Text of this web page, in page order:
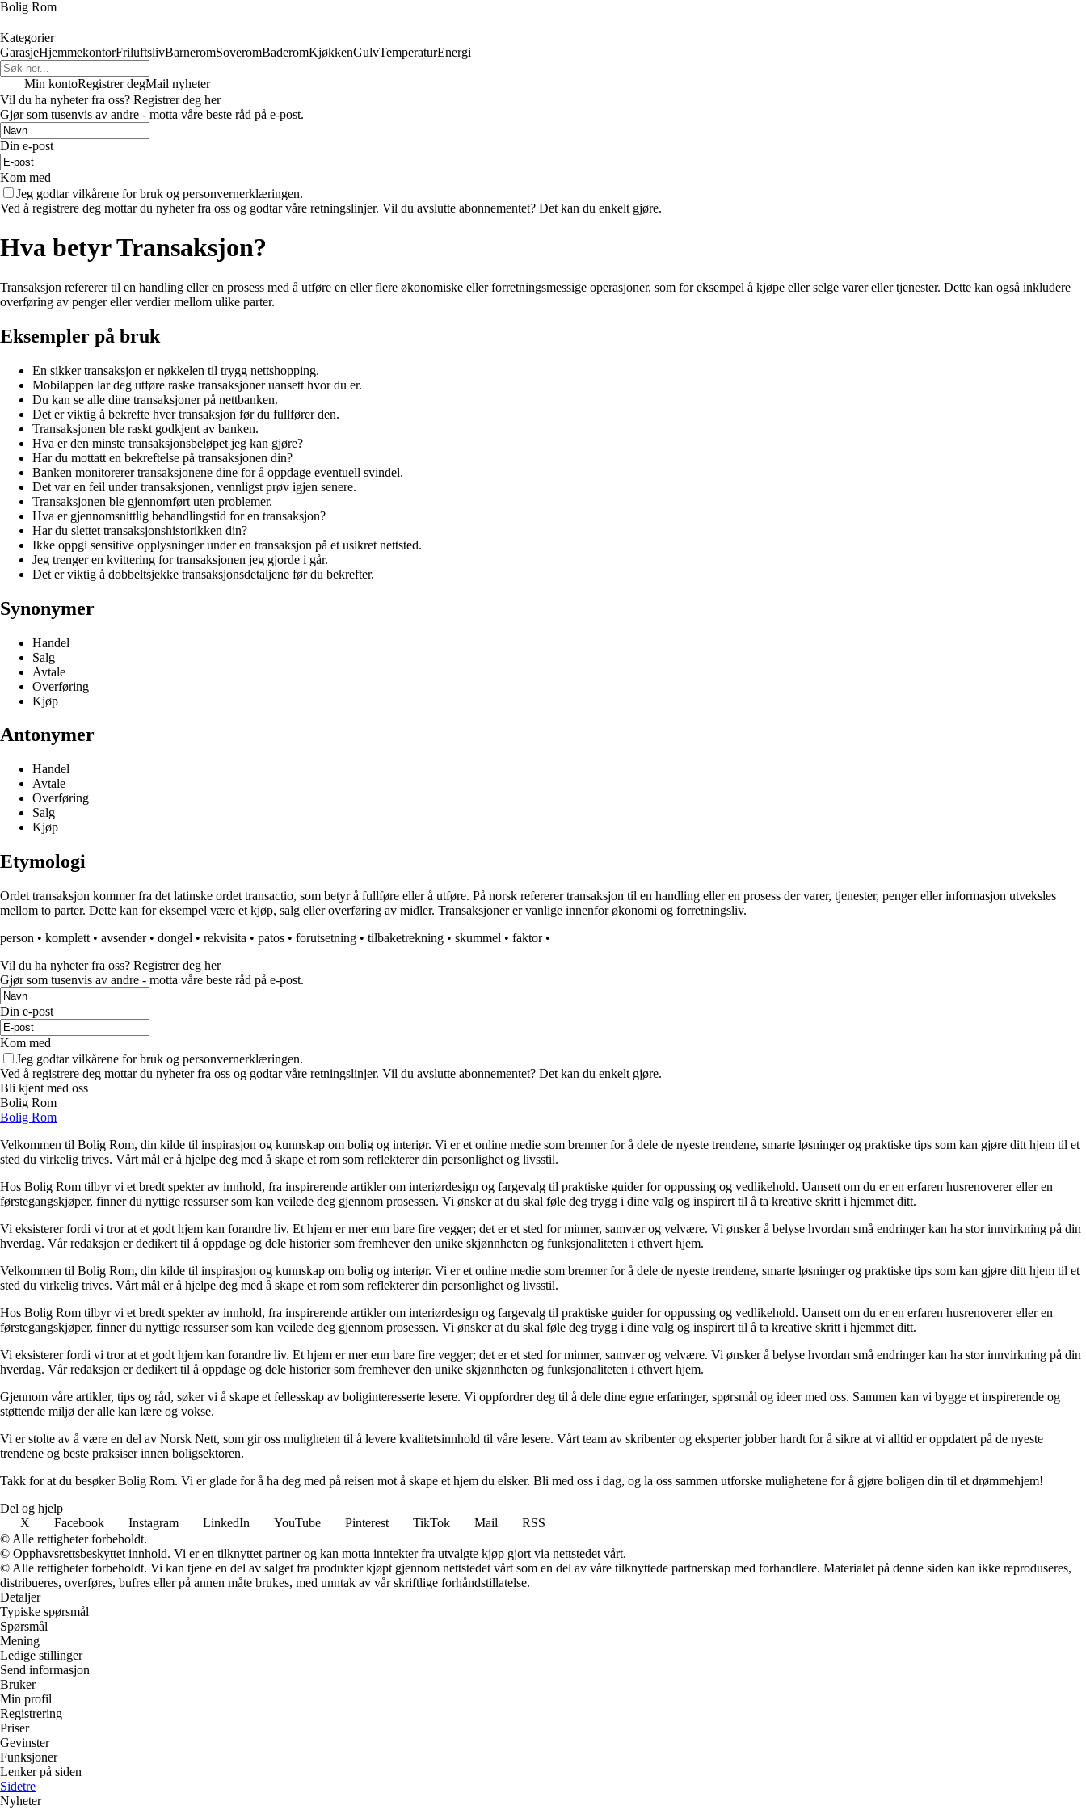
Bolig Rom
Kategorier
GarasjeHjemmekontorFriluftslivBarneromSoveromBaderomKjøkkenGulvTemperaturEnergi
Min kontoRegistrer degMail nyheter
Vil du ha nyheter fra oss? Registrer deg her
Gjør som tusenvis av andre - motta våre beste råd på e-post.
Din e-post
Kom med
Jeg godtar vilkårene for bruk og personvernerklæringen.
Ved å registrere deg mottar du nyheter fra oss og godtar våre retningslinjer. Vil du avslutte abonnementet? Det kan du enkelt gjøre.
Hva betyr Transaksjon?
Transaksjon refererer til en handling eller en prosess med å utføre en eller flere økonomiske eller forretningsmessige operasjoner, som for eksempel å kjøpe eller selge varer eller tjenester. Dette kan også inkludere
overføring av penger eller verdier mellom ulike parter.
Eksempler på bruk
En sikker transaksjon er nøkkelen til trygg nettshopping.
Mobilappen lar deg utføre raske transaksjoner uansett hvor du er.
Du kan se alle dine transaksjoner på nettbanken.
Det er viktig å bekrefte hver transaksjon før du fullfører den.
Transaksjonen ble raskt godkjent av banken.
Hva er den minste transaksjonsbeløpet jeg kan gjøre?
Har du mottatt en bekreftelse på transaksjonen din?
Banken monitorerer transaksjonene dine for å oppdage eventuell svindel.
Det var en feil under transaksjonen, vennligst prøv igjen senere.
Transaksjonen ble gjennomført uten problemer.
Hva er gjennomsnittlig behandlingstid for en transaksjon?
Har du slettet transaksjonshistorikken din?
Ikke oppgi sensitive opplysninger under en transaksjon på et usikret nettsted.
Jeg trenger en kvittering for transaksjonen jeg gjorde i går.
Det er viktig å dobbeltsjekke transaksjonsdetaljene før du bekrefter.
Synonymer
Handel
Salg
Avtale
Overføring
Kjøp
Antonymer
Handel
Avtale
Overføring
Salg
Kjøp
Etymologi
Ordet transaksjon kommer fra det latinske ordet transactio, som betyr å fullføre eller å utføre. På norsk refererer transaksjon til en handling eller en prosess der varer, tjenester, penger eller informasjon utveksles
mellom to parter. Dette kan for eksempel være et kjøp, salg eller overføring av midler. Transaksjoner er vanlige innenfor økonomi og forretningsliv.
person • komplett • avsender• dongel • rekvisita • patos • forutsetning • tilbaketrekning • skummel • faktor•
Vil du ha nyheter fra oss? Registrer deg her
Gjør som tusenvis av andre - motta våre beste råd på e-post.
Din e-post
Kom med
Jeg godtar vilkårene for bruk og personvernerklæringen.
Ved å registrere deg mottar du nyheter fra oss og godtar våre retningslinjer. Vil du avslutte abonnementet? Det kan du enkelt gjøre.
Bli kjent med oss
Bolig Rom
Bolig Rom
Velkommen til Bolig Rom, din kilde til inspirasjon og kunnskap om bolig og interiør. Vi er et online medie som brenner for å dele de nyeste trendene, smarte løsninger og praktiske tips som kan gjøre ditt hjem til et
sted du virkelig trives. Vårt mål er å hjelpe deg med å skape et rom som reflekterer din personlighet og livsstil.
Hos Bolig Rom tilbyr vi et bredt spekter av innhold, fra inspirerende artikler om interiørdesign og fargevalg til praktiske guider for oppussing og vedlikehold. Uansett om du er en erfaren husrenoverer eller en
førstegangskjøper, finner du nyttige ressurser som kan veilede deg gjennom prosessen. Vi ønsker at du skal føle deg trygg i dine valg og inspirert til å ta kreative skritt i hjemmet ditt.
Vi eksisterer fordi vi tror at et godt hjem kan forandre liv. Et hjem er mer enn bare fire vegger; det er et sted for minner, samvær og velvære. Vi ønsker å belyse hvordan små endringer kan ha stor innvirkning på din
hverdag. Vår redaksjon er dedikert til å oppdage og dele historier som fremhever den unike skjønnheten og funksjonaliteten i ethvert hjem.
Velkommen til Bolig Rom, din kilde til inspirasjon og kunnskap om bolig og interiør. Vi er et online medie som brenner for å dele de nyeste trendene, smarte løsninger og praktiske tips som kan gjøre ditt hjem til et
sted du virkelig trives. Vårt mål er å hjelpe deg med å skape et rom som reflekterer din personlighet og livsstil.
Hos Bolig Rom tilbyr vi et bredt spekter av innhold, fra inspirerende artikler om interiørdesign og fargevalg til praktiske guider for oppussing og vedlikehold. Uansett om du er en erfaren husrenoverer eller en
førstegangskjøper, finner du nyttige ressurser som kan veilede deg gjennom prosessen. Vi ønsker at du skal føle deg trygg i dine valg og inspirert til å ta kreative skritt i hjemmet ditt.
Vi eksisterer fordi vi tror at et godt hjem kan forandre liv. Et hjem er mer enn bare fire vegger; det er et sted for minner, samvær og velvære. Vi ønsker å belyse hvordan små endringer kan ha stor innvirkning på din
hverdag. Vår redaksjon er dedikert til å oppdage og dele historier som fremhever den unike skjønnheten og funksjonaliteten i ethvert hjem.
Gjennom våre artikler, tips og råd, søker vi å skape et fellesskap av boliginteresserte lesere. Vi oppfordrer deg til å dele dine egne erfaringer, spørsmål og ideer med oss. Sammen kan vi bygge et inspirerende og
støttende miljø der alle kan lære og vokse.
Vi er stolte av å være en del av Norsk Nett, som gir oss muligheten til å levere kvalitetsinnhold til våre lesere. Vårt team av skribenter og eksperter jobber hardt for å sikre at vi alltid er oppdatert på de nyeste
trendene og beste praksiser innen boligsektoren.
Takk for at du besøker Bolig Rom. Vi er glade for å ha deg med på reisen mot å skape et hjem du elsker. Bli med oss i dag, og la oss sammen utforske mulighetene for å gjøre boligen din til et drømmehjem!
Del og hjelp
X
Facebook Instagram LinkedIn YouTube Pinterest TikTok Mail
RSS
© Alle rettigheter forbeholdt.
© Opphavsrettsbeskyttet innhold. Vi er en tilknyttet partner og kan motta inntekter fra utvalgte kjøp gjort via nettstedet vårt.
© Alle rettigheter forbeholdt. Vi kan tjene en del av salget fra produkter kjøpt gjennom nettstedet vårt som en del av våre tilknyttede partnerskap med forhandlere. Materialet på denne siden kan ikke reproduseres,
distribueres, overføres, bufres eller på annen måte brukes, med unntak av vår skriftlige forhåndstillatelse.
Detaljer
Typiske spørsmål
Spørsmål
Mening
Ledige stillinger
Send informasjon
Bruker
Min profil
Registrering
Priser
Gevinster
Funksjoner
Lenker på siden
Sidetre
Nyheter